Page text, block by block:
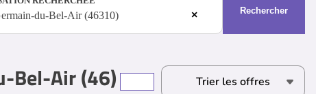
×
du-Bel-Air (46310) Rechercher
Bel-Air (46)